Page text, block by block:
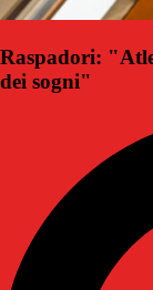
Raspadori:
dei sogni"